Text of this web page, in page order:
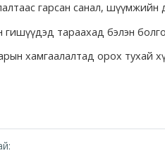
гарсан санал, шүүмжийн
тараахад бэлэн
хамгаалалтад орох тухай